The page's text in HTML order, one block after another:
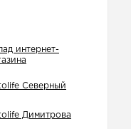
интернет-
Северный
Димитрова